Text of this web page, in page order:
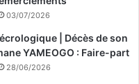
03/07/2026
| Décès de son
YAMEOGO : Faire-part
28/06/2026